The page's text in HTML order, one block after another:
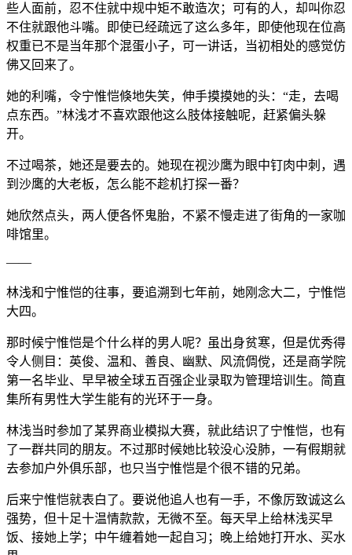
些人面前，忍不住就中规中矩不敢造次；可有的人，却叫你忍
不住就跟他斗嘴。即使已经疏远了这么多年，即使他现在位高
权重已不是当年那个混蛋小子，可一讲话，当初相处的感觉仿
佛又回来了。
她的利嘴，令宁惟恺倏地失笑，伸手摸摸她的头：“走，去喝
点东西。”林浅才不喜欢跟他这么肢体接触呢，赶紧偏头躲
开。
不过喝茶，她还是要去的。她现在视沙鹰为眼中钉肉中刺，遇
到沙鹰的大老板，怎么能不趁机打探一番？
她欣然点头，两人便各怀鬼胎，不紧不慢走进了街角的一家咖
啡馆里。
——
林浅和宁惟恺的往事，要追溯到七年前，她刚念大二，宁惟恺
大四。
那时候宁惟恺是个什么样的男人呢？虽出身贫寒，但是优秀得
令人侧目：英俊、温和、善良、幽默、风流倜傥，还是商学院
第一名毕业、早早被全球五百强企业录取为管理培训生。简直
集所有男性大学生能有的光环于一身。
林浅当时参加了某界商业模拟大赛，就此结识了宁惟恺，也有
了一群共同的朋友。不过那时候她比较没心没肺，一有假期就
去参加户外俱乐部，也只当宁惟恺是个很不错的兄弟。
后来宁惟恺就表白了。要说他追人也有一手，不像厉致诚这么
强势，但十足十温情款款，无微不至。每天早上给林浅买早
饭、接她上学；中午缠着她一起自习；晚上给她打开水、买水